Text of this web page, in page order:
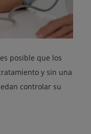
posible que los
y sin una
controlar su